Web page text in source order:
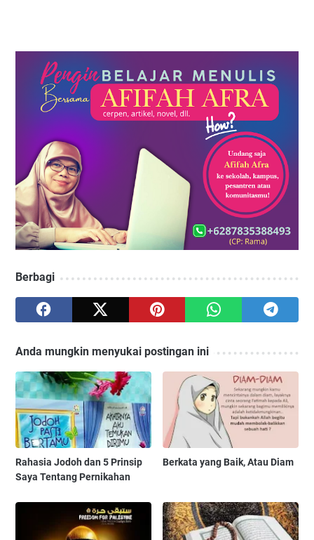
Berbagi
Anda mungkin menyukai postingan ini
Rahasia Jodoh dan 5 Prinsip
Saya Tentang Pernikahan
Berkata yang Baik, Atau Diam